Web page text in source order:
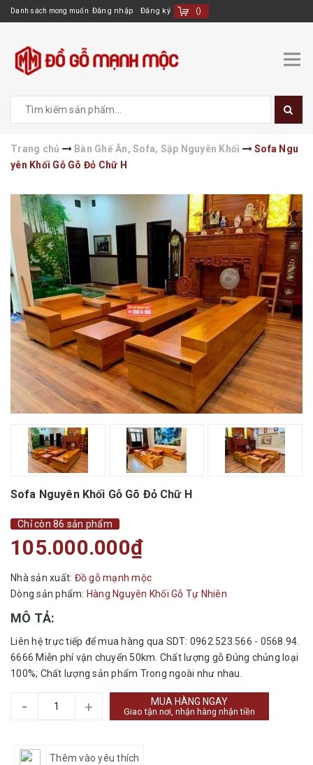
Danh sách mong muốn Đăng nhập Đăng ký ()
Trang chủ Bàn Ghế Ăn, Sofa, Sập Nguyên Khối
Sofa Ngu
yên Khối Gỗ Gõ Đỏ Chữ H
Sofa Nguyên Khối Gỗ Gõ Đỏ Chữ H
Chỉ còn 86 sản phẩm
105.000.000₫
Nhà sản xuất: Đồ gỗ mạnh mộc
Dòng sản phẩm: Hàng Nguyên Khối Gỗ Tự Nhiên
MÔ TẢ:
Liên hệ trực tiếp để mua hàng qua SDT: 0962.523.566 - 0568.94.
6666 Miễn phí vận chuyển 50km. Chất lượng gỗ Đúng chủng loại
100%; Chất lượng sản phẩm Trong ngoài như nhau.
- + MUA HÀNG NGAY
Giao tận nơi, nhận hàng nhận tiền
Thêm vào yêu thích